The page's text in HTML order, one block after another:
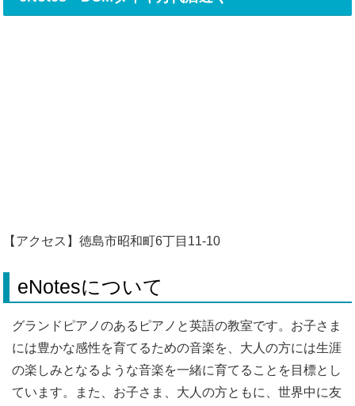
【アクセス】徳島市昭和町6丁目11-10
eNotesについて
グランドピアノのあるピアノと英語の教室です。お子さま
には豊かな感性を育てるための音楽を、大人の方には生涯
の楽しみとなるような音楽を一緒に育てることを目標とし
ています。また、お子さま、大人の方ともに、世界中に友